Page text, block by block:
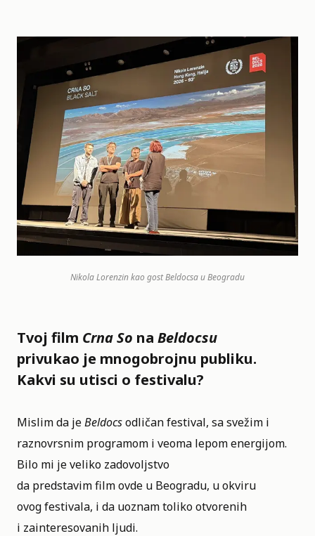
Nikola Lorenzin kao gost Beldocsa u Beogradu
Tvoj film Crna So na Beldocsu
privukao je mnogobrojnu publiku.
Kakvi su utisci o festivalu?
Mislim da jeBeldocsodličan festival, sa svežim i
raznovrsnim programom i veoma lepom energijom.
Bilo mi je veliko zadovoljstvo
da predstavim film ovde u Beogradu, u okviru
ovog festivala, i da uoznam toliko otvorenih
i zainteresovanih ljudi.